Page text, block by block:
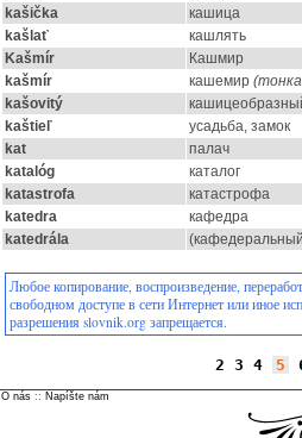
kašička
кашица
kašlať
кашлять
Kašmír
Кашмир
kašmír
кашемир
kašovitý
kaštieľ
усадьба, замок
kat
палач
katalóg
каталог
katastrofa
катастрофа
katedra
кафедра
katedrála
Любое копирование, воспроизведение,
свободном доступе в сети Интернет или иное
разрешения slovnik.org запрещается.
2 3 4 5
O nás :: Napíšte nám